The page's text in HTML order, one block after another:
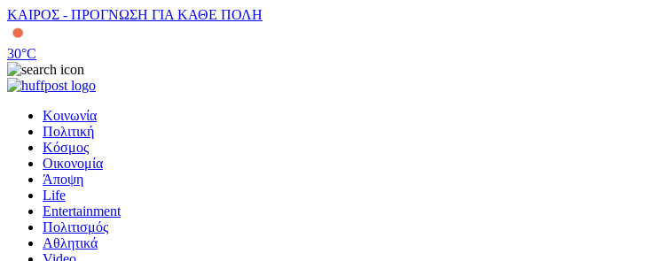
ΚΑΙΡΟΣ - ΠΡΟΓΝΩΣΗ ΓΙΑ ΚΑΘΕ ΠΟΛΗ
30°C
Κοινωνία
Πολιτική
Κόσμος
Οικονομία
Άποψη
Life
Entertainment
Πολιτισμός
Αθλητικά